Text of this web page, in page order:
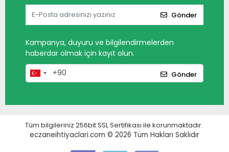
Gönder
Kampanya, duyuru ve bilgilendirmelerden
haberdar olmak için kayıt olun.
Gönder
Tüm bilgileriniz 256bit SSL Sertifikası ile korunmaktadır.
eczaneihtiyaclari.com © 2026 Tüm Hakları Saklıdır